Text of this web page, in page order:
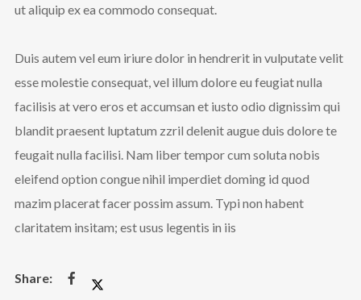
ut aliquip ex ea commodo consequat.
Duis autem vel eum iriure dolor in hendrerit in vulputate velit
esse molestie consequat, vel illum dolore eu feugiat nulla
facilisis at vero eros et accumsan et iusto odio dignissim qui
blandit praesent luptatum zzril delenit augue duis dolore te
feugait nulla facilisi. Nam liber tempor cum soluta nobis
eleifend option congue nihil imperdiet doming id quod
mazim placerat facer possim assum. Typi non habent
claritatem insitam; est usus legentis in iis